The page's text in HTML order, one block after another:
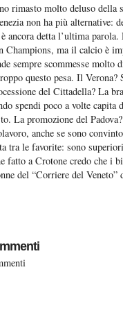
rimasto molto deluso della
non ha più alternative:
ancora detta l’ultima
Champions, ma il calcio è
sempre scommesse molto
questo pesa. Il
del Cittadella? La
spendi poco a volte
La promozione del
anche se sono
tra le favorite: sono
fatto a Crotone credo che i
del “Corriere del Veneto”